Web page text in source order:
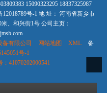
15090323295 18837325987
12018789号-1 地 址： 河南省新乡市
、和兴街1号 公司主页：
有限公司 网站地图 XML
备
号-1
41070202000541